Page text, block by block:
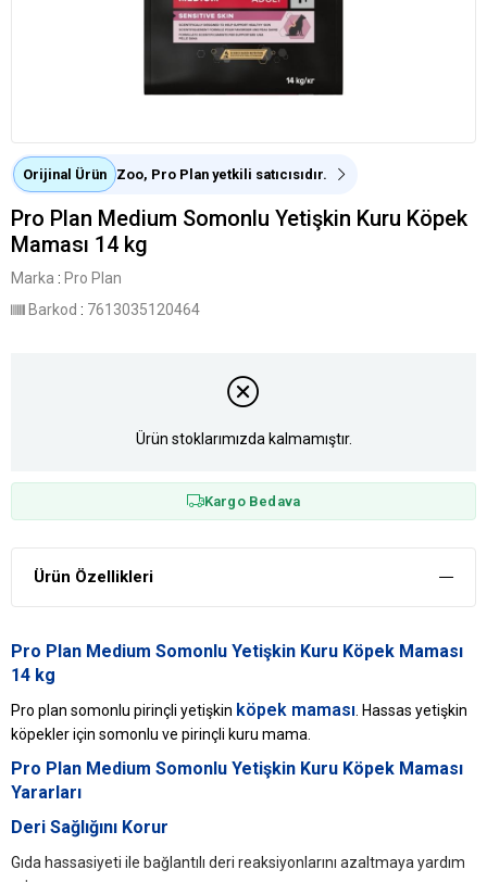
Orijinal Ürün Zoo, Pro Plan yetkili satıcısıdır.
Pro Plan Medium Somonlu Yetişkin Kuru Köpek
Maması 14 kg
Marka : Pro Plan
Barkod : 7613035120464
Ürün stoklarımızda kalmamıştır.
Kargo Bedava
Ürün Özellikleri
Pro Plan Medium Somonlu Yetişkin Kuru Köpek Maması
14 kg
Pro plan somonlu pirinçli yetişkin köpek maması . Hassas yetişkin
köpekler için somonlu ve pirinçli kuru mama.
Pro Plan Medium Somonlu Yetişkin Kuru Köpek Maması
Yararları
Deri Sağlığını Korur
Gıda hassasiyeti ile bağlantılı deri reaksiyonlarını azaltmaya yardım